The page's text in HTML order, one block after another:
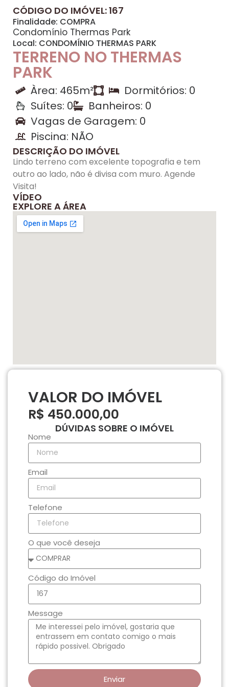
CÓDIGO DO IMÓVEL: 167
Finalidade: COMPRA
Condomínio Thermas Park
Local: CONDOMÍNIO THERMAS PARK
TERRENO NO THERMAS
PARK
Àrea: 465m²
Dormitórios: 0
Suítes: 0
Banheiros: 0
Vagas de Garagem: 0
Piscina: NÃO
DESCRIÇÃO DO IMÓVEL
Lindo terreno com excelente topografia e tem
outro ao lado, não é divisa com muro. Agende
Visita!
VÍDEO
EXPLORE A ÁREA
VALOR DO IMÓVEL
R$ 450.000,00
DÚVIDAS SOBRE O IMÓVEL
Nome
Email
Telefone
O que você deseja
Código do Imóvel
Message
Enviar